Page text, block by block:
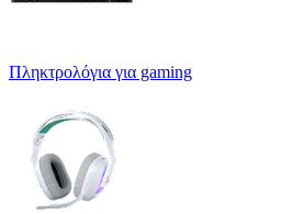
Πληκτρολόγια για gaming